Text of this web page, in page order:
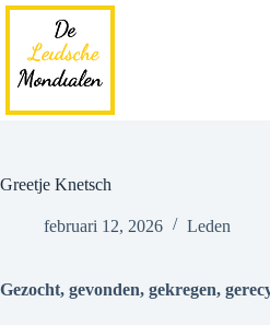
Ga
inhoud
Greetje Knetsch
februari 12, 2026 Leden
Gezocht, gevonden, gekregen,